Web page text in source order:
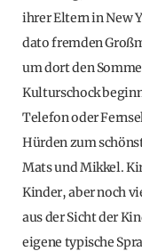
ihrer Eltern in New
dato fremden
um dort den
Kulturschock
Telefon oder
Hürden zum
Mats und Mikkel.
Kinder, aber noch
aus der Sicht der
eigene typische